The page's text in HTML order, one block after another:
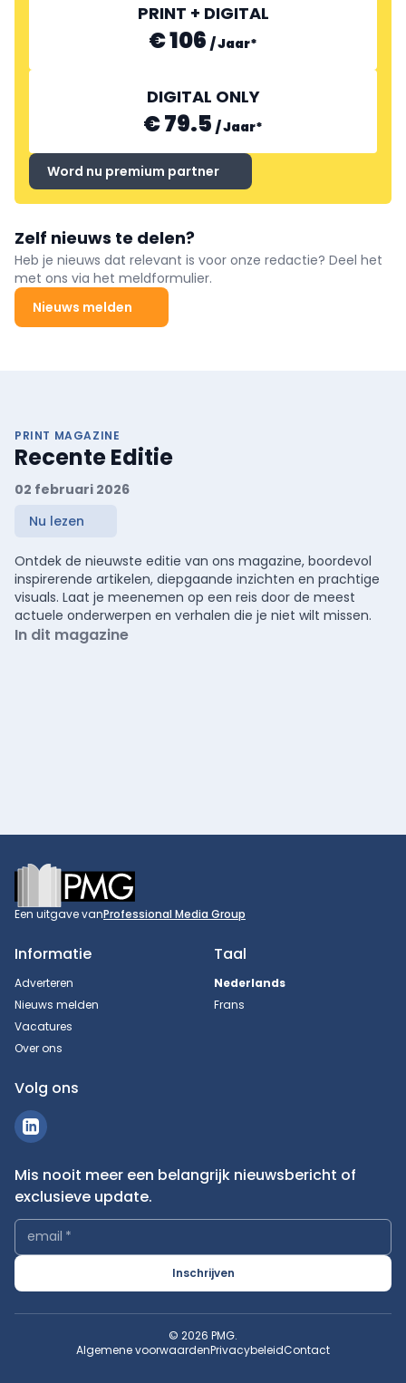
PRINT + DIGITAL
€ 106 /Jaar*
DIGITAL ONLY
€ 79.5 /Jaar*
Word nu premium partner
Zelf nieuws te delen?
Heb je nieuws dat relevant is voor onze redactie? Deel het
met ons via het meldformulier.
Nieuws melden
PRINT MAGAZINE
Recente Editie
02 februari 2026
Nu lezen
Ontdek de nieuwste editie van ons magazine, boordevol
inspirerende artikelen, diepgaande inzichten en prachtige
visuals. Laat je meenemen op een reis door de meest
actuele onderwerpen en verhalen die je niet wilt missen.
In dit magazine
Footer
Een uitgave vanProfessional Media Group
Informatie
Adverteren
Nieuws melden
Vacatures
Over ons
Taal
Nederlands
Frans
Volg ons
Mis nooit meer een belangrijk nieuwsbericht of
exclusieve update.
email *
Inschrijven
© 2026 PMG.
Algemene voorwaardenPrivacybeleidContact